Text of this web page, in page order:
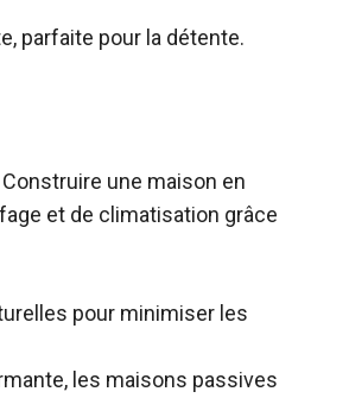
parfaite pour la détente.
une maison en
et de climatisation grâce
pour minimiser les
les maisons passives